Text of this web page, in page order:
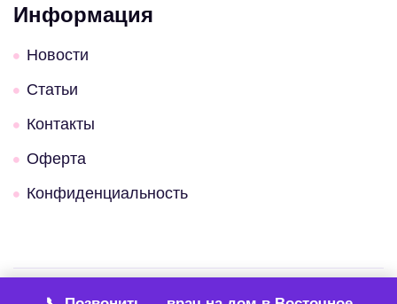
Информация
Новости
Статьи
Контакты
Оферта
Конфиденциальность